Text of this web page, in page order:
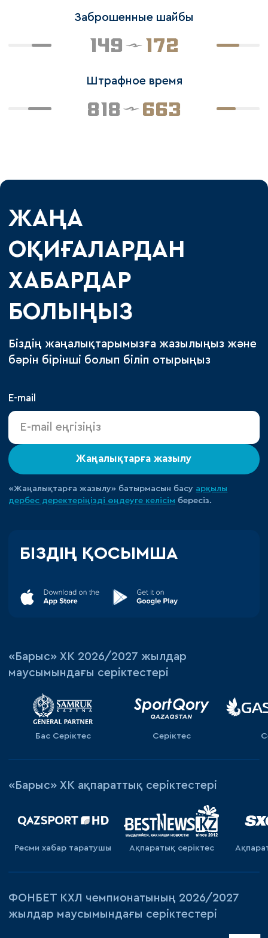
Заброшенные шайбы
149 172
Штрафное время
818 663
ЖАҢА
ОҚИҒАЛАРДАН
ХАБАРДАР
БОЛЫҢЫЗ
Біздің жаңалықтарымызға жазылыңыз және
бәрін бірінші болып біліп отырыңыз
E-mail
Жаңалықтарға жазылу
«Жаңалықтарға жазылу» батырмасын басу арқылы
дербес деректеріңізді өңдеуге келісім бересіз.
БІЗДІҢ ҚОСЫМША
«‎Барыс»‎ ХК 2026/2027 жылдар
маусымындағы серіктестері
Бас Серіктес Серіктес
«Барыс» ХК ақпараттық серіктестері
Ресми хабар таратушы Ақпаратық серiктес
ФОНБЕТ КХЛ чемпионатының 2026/2027
жылдар маусымындағы серіктестері